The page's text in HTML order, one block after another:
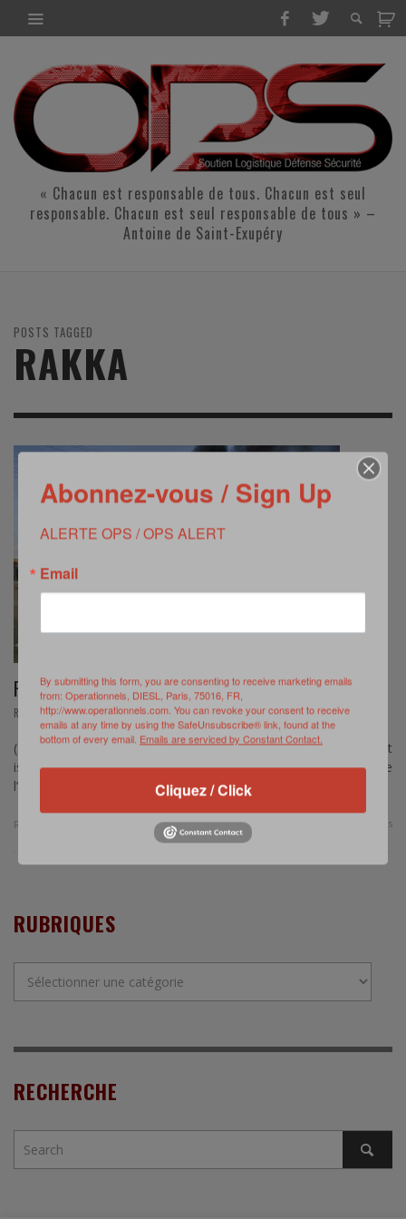
« Chacun est responsable de tous. Chacun est seul
responsable. Chacun est seul responsable de tous » –
Antoine de Saint-Exupéry
POSTS TAGGED
RAKKA
RECUL DE L’E.I.
REVUE DE WEB, AOÛT 28, 2017
(Source: Le Monde) – De l’Irak au Liban, l’organisation Etat
islamique recule sur tous les fronts Le territoire que contrôle
l’organisation Etat islamique (EI) en Irak …
Read more 0 Comments
RUBRIQUES
RECHERCHE
Abonnez-vous / Sign Up
ALERTE OPS / OPS ALERT
Email
By submitting this form, you are consenting to receive marketing emails
from: Operationnels, DIESL, Paris, 75016, FR,
http://www.operationnels.com. You can revoke your consent to receive
emails at any time by using the SafeUnsubscribe® link, found at the
bottom of every email. Emails are serviced by Constant Contact.
Cliquez / Click